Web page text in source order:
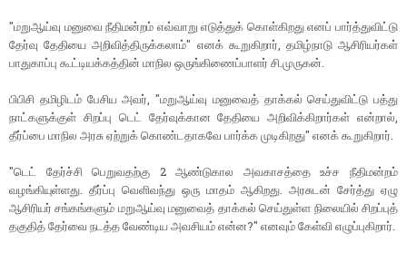
"மறுஆய்வு மனுவை நீதிமன்றம் எவ்வாறு எடுத்துக் கொள்கிறது எனப் பார்த்துவிட்டு
தேர்வு தேதியை அறிவித்திருக்கலாம்" எனக் கூறுகிறார், தமிழ்நாடு ஆசிரியர்கள்
பாதுகாப்பு கூட்டியக்கத்தின் மாநில ஒருங்கிணைப்பாளர் சி.முருகன்.
பிபிசி தமிழிடம் பேசிய அவர், "மறுஆய்வு மனுவைத் தாக்கல் செய்துவிட்டு பத்து
நாட்களுக்குள் சிறப்பு டெட் தேர்வுக்கான தேதியை அறிவிக்கிறார்கள் என்றால்,
தீர்ப்பை மாநில அரசு ஏற்றுக் கொண்டதாகவே பார்க்க முடிகிறது" எனக் கூறுகிறார்.
"டெட் தேர்ச்சி பெறுவதற்கு 2 ஆண்டுகால அவகாசத்தை உச்ச நீதிமன்றம்
வழங்கியுள்ளது. தீர்ப்பு வெளிவந்து ஒரு மாதம் ஆகிறது. அரசுடன் சேர்த்து ஏழு
ஆசிரியர் சங்கங்களும் மறுஆய்வு மனுவைத் தாக்கல் செய்துள்ள நிலையில் சிறப்புத்
தகுதித் தேர்வை நடத்த வேண்டிய அவசியம் என்ன?" எனவும் கேள்வி எழுப்புகிறார்.